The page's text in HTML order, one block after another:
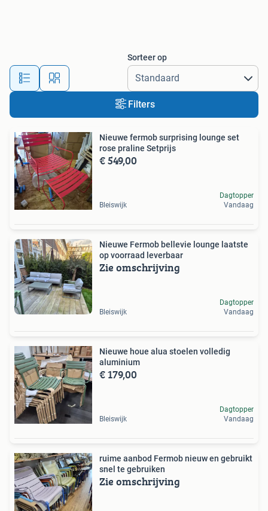
Sorteer op
Filters
Nieuwe fermob surprising lounge set
rose praline Setprijs
€ 549,00
Bleiswijk
Dagtopper
Vandaag
Nieuwe Fermob bellevie lounge laatste
op voorraad leverbaar
Zie omschrijving
Bleiswijk
Dagtopper
Vandaag
Nieuwe houe alua stoelen volledig
aluminium
€ 179,00
Bleiswijk
Dagtopper
Vandaag
ruime aanbod Fermob nieuw en gebruikt
snel te gebruiken
Zie omschrijving